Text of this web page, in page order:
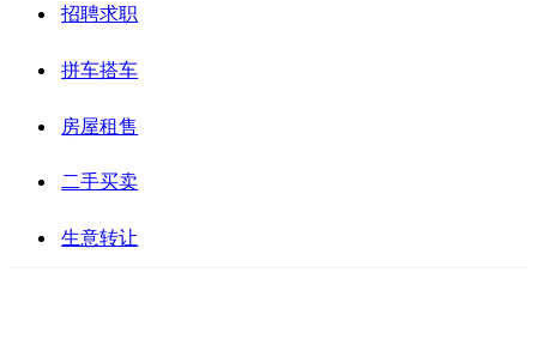
招聘求职
拼车搭车
房屋租售
二手买卖
生意转让